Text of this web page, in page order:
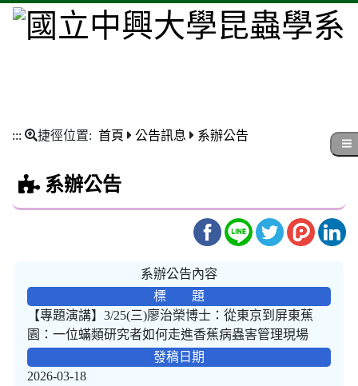
::: 捷徑位置: 首頁 公告訊息 系辦公告
系辦公告
系辦公告內容
標 題
【專題演講】3/25(三)廖治榮博士：從東京到屏東蕉
園：一位蟎類研究者如何走進香蕉病蟲害管理現場
發稿日期
2026-03-18